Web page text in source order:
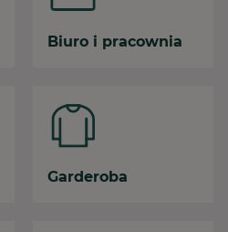
Biuro i pracownia
Garderoba